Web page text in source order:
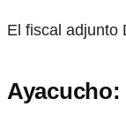
El fiscal adjunto
Ayacucho: